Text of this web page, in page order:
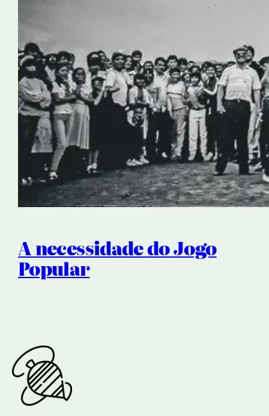
A necessidade do Jogo
Popular